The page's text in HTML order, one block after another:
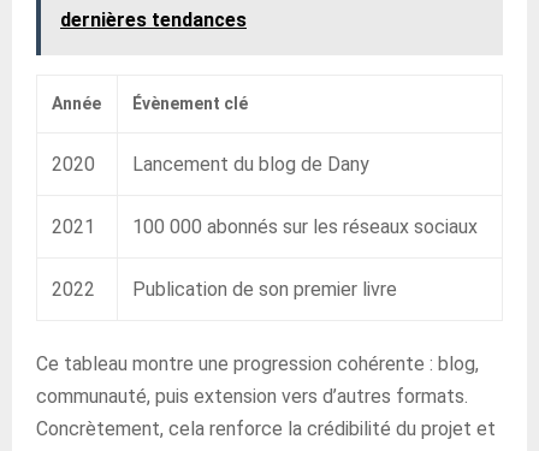
dernières tendances
Année Évènement clé
2020 Lancement du blog de Dany
2021 100 000 abonnés sur les réseaux sociaux
2022 Publication de son premier livre
Ce tableau montre une progression cohérente : blog,
communauté, puis extension vers d’autres formats.
Concrètement, cela renforce la crédibilité du projet et